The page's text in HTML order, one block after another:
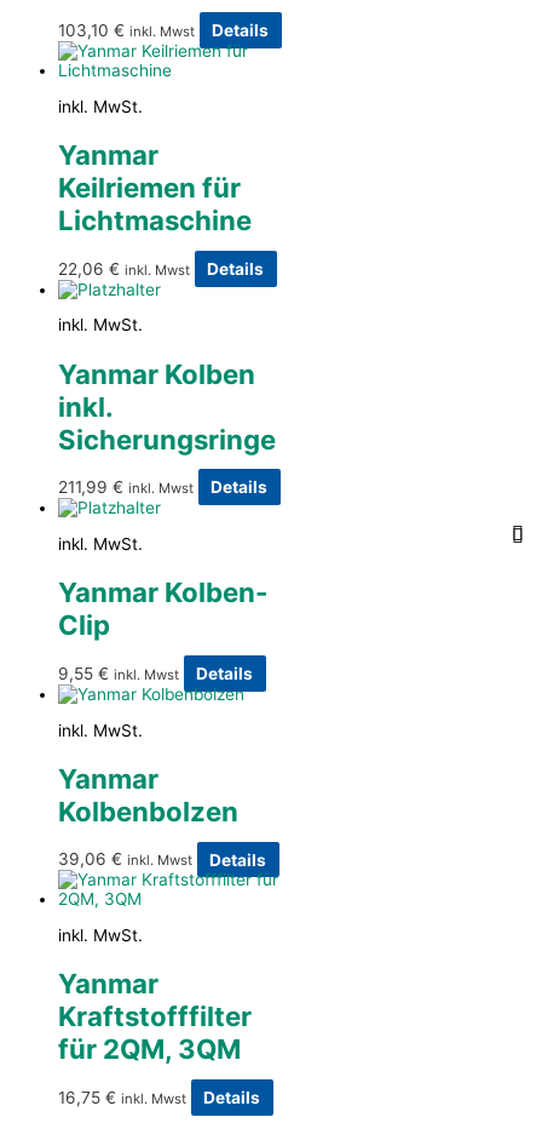
103,10 € inkl. Mwst Details
inkl. MwSt.
Yanmar
Keilriemen für
Lichtmaschine
22,06 € inkl. Mwst Details
inkl. MwSt.
Yanmar Kolben
inkl.
Sicherungsringe
211,99 € inkl. Mwst Details
inkl. MwSt.
Yanmar Kolben-
Clip
9,55 € inkl. Mwst Details
inkl. MwSt.
Yanmar
Kolbenbolzen
39,06 € inkl. Mwst Details
inkl. MwSt.
Yanmar
Kraftstofffilter
für 2QM, 3QM
16,75 € inkl. Mwst
Details